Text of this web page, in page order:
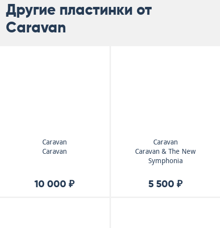
Другие пластинки от
Caravan
Caravan
Caravan
10 000 ₽
Caravan
Caravan & The New
Symphonia
5 500 ₽